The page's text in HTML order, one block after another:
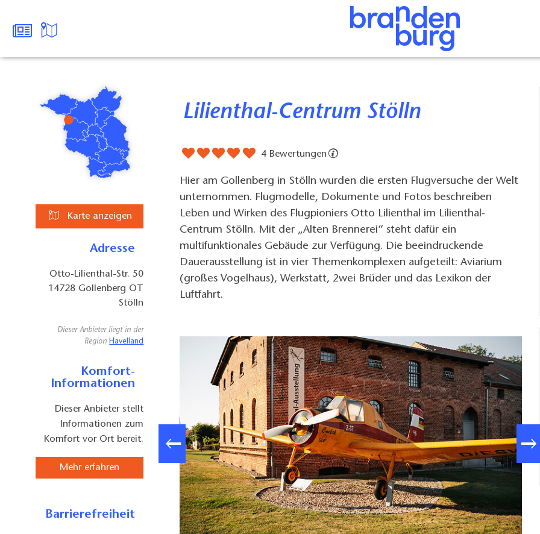
Karte anzeigen
Adresse
Otto-Lilienthal-Str. 50
14728 Gollenberg OT
Stölln
Dieser Anbieter liegt in der
Region Havelland
Komfort-
Informationen
Dieser Anbieter stellt
Informationen zum
Komfort vor Ort bereit.
Mehr erfahren
Barrierefreiheit
Lilienthal-Centrum Stölln
4 Bewertungen
Hier am Gollenberg in Stölln wurden die ersten Flugversuche der Welt
unternommen. Flugmodelle, Dokumente und Fotos beschreiben
Leben und Wirken des Flugpioniers Otto Lilienthal im Lilienthal-
Centrum Stölln. Mit der „Alten Brennerei“ steht dafür ein
multifunktionales Gebäude zur Verfügung. Die beeindruckende
Dauerausstellung ist in vier Themenkomplexen aufgeteilt: Aviarium
(großes Vogelhaus), Werkstatt, 2wei Brüder und das Lexikon der
Luftfahrt.